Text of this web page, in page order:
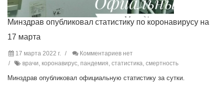
Минздрав опубликовал статистику по коронавирусу на
17 марта
17 марта 2022 г.
Комментариев нет
врачи, коронавирус, пандемия, статистика, смертность
Минздрав опубликовал официальную статистику за сутки.